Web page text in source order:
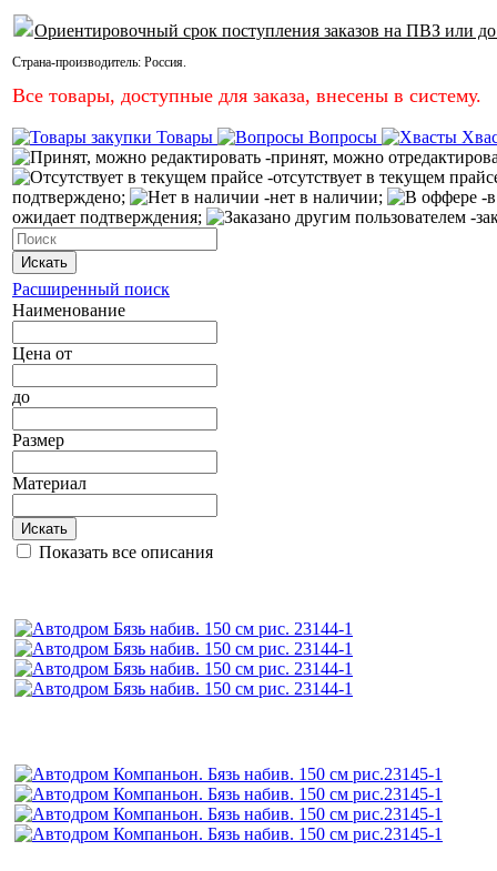
Ориентировочный срок поступления заказов на ПВЗ или
Страна-производитель: Россия.
Все товары, доступные для заказа, внесены в систему.
Товары Вопросы
-принят, можно
-отсутствует в текущем
подтверждено;
-нет в наличии;
-
ожидает подтверждения;
-
Искать
Расширенный поиск
Наименование
Цена от
до
Размер
Материал
Искать
Показать все описания